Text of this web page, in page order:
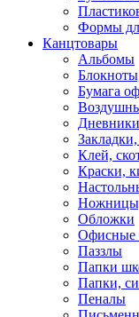
Формы
Канцтовары
Альбомы
Бумага
Дневники
Клей,
Краски,
Обложки
Офисные
Паззлы
Папки
Папки,
Пеналы